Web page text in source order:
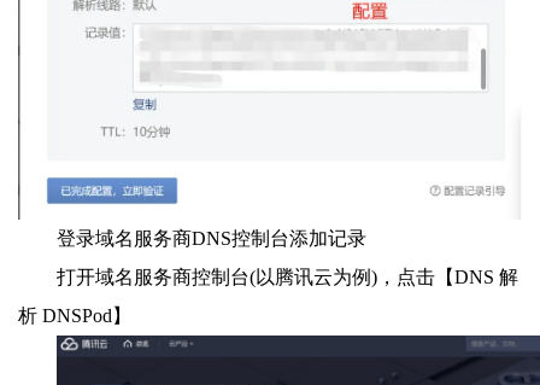
登录域名服务商DNS控制台添加记录
打开域名服务商控制台(以腾讯云为例)，点击【DNS 解
析 DNSPod】